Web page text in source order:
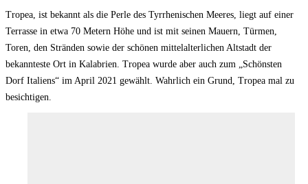
Tropea, ist bekannt als die Perle des Tyrrhenischen Meeres, liegt auf einer
Terrasse in etwa 70 Metern Höhe und ist mit seinen Mauern, Türmen,
Toren, den Stränden sowie der schönen mittelalterlichen Altstadt der
bekannteste Ort in Kalabrien. Tropea wurde aber auch zum „Schönsten
Dorf Italiens“ im April 2021 gewählt. Wahrlich ein Grund, Tropea mal zu
besichtigen.